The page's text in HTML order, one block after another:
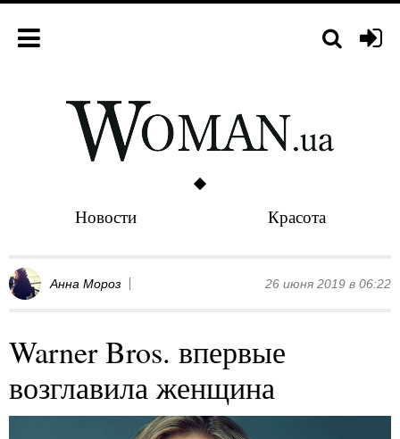
Новости Красота
Анна Мороз 26 июня 2019 в 06:22
Warner Bros. впервые
возглавила женщина